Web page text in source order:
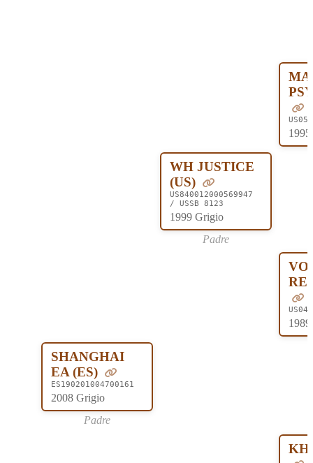
SHANGHAI
EA (ES)
ES190201004700161
2008 Grigio
Padre
WH JUSTICE
(US)
US840012000569947
/ USSB 8123
1999 Grigio
Padre